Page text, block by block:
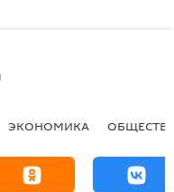
ЭКОНОМИКА